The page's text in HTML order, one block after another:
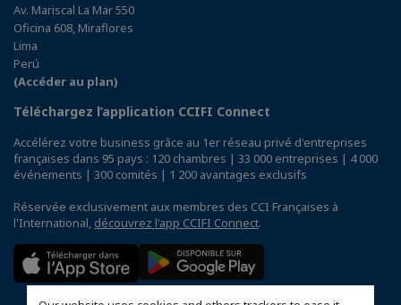
Av. Mariscal La Mar 550
Oficina 608, Miraflores
Lima
Perú
(Accéder au plan)
Téléchargez l’application CCIFI Connect
Accélérez votre business grâce au 1er réseau privé d'entreprises
françaises dans 95 pays : 120 chambres | 33 000 entreprises | 4 000
événements | 300 comités | 1 200 avantages exclusifs
Réservée exclusivement aux membres des CCI Françaises à
l'International, découvrez l'app CCIFI Connect.